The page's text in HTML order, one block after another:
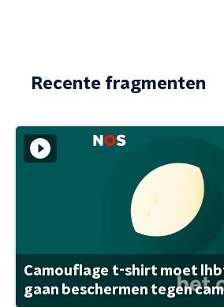
Recente fragmenten
Camouflage t-shirt moet
gaan beschermen tegen